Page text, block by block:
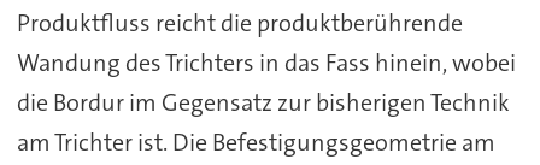
Produktfluss reicht die produktberührende
Wandung des Trichters in das Fass hinein, wobei
die Bordur im Gegensatz zur bisherigen Technik
am Trichter ist. Die Befestigungsgeometrie am